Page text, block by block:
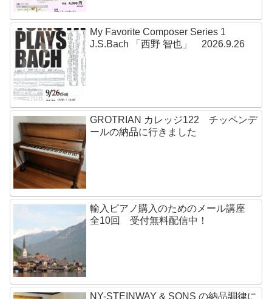
My Favorite Composer Series 1
J.S.Bach 「西野 智也」 2026.9.26
GROTRIAN カレッジ122 チッペンデ
ールの納品に行きました
輸入ピアノ購入のためのメール講座
全10回 受付無料配信中！
NY-STEINWAY & SONS の納品調律に